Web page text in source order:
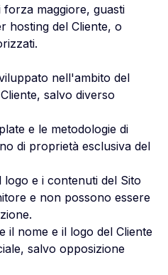
maggiore, guasti
hosting del Cliente, o
nell'ambito del
salvo diverso
e le metodologie di
di proprietà esclusiva del
logo e i contenuti del Sito
e non possono essere
il nome e il logo del Cliente
salvo opposizione